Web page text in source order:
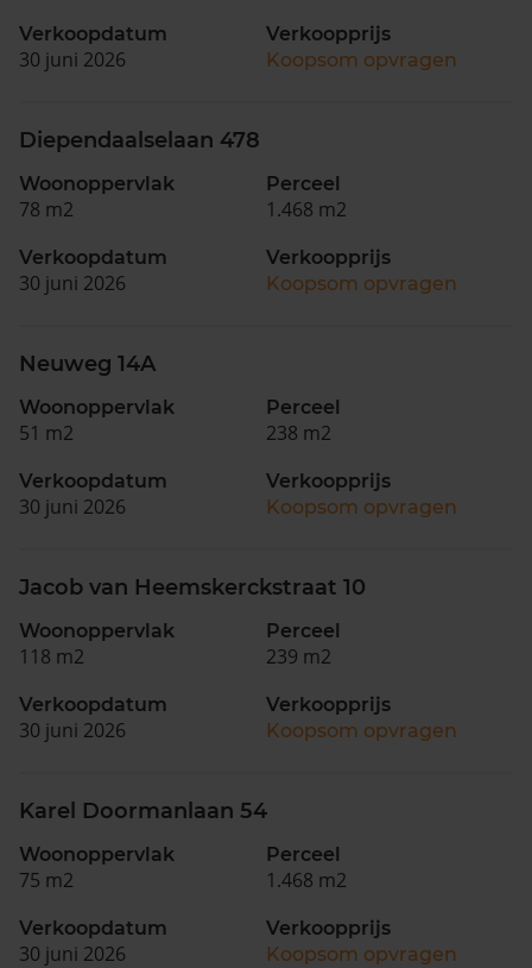
Verkoopdatum
30 juni 2026
Verkoopprijs
Koopsom opvragen
Diependaalselaan 478
Woonoppervlak
78 m2
Perceel
1.468 m2
Verkoopdatum
30 juni 2026
Verkoopprijs
Koopsom opvragen
Neuweg 14A
Woonoppervlak
51 m2
Perceel
238 m2
Verkoopdatum
30 juni 2026
Verkoopprijs
Koopsom opvragen
Jacob van Heemskerckstraat 10
Woonoppervlak
118 m2
Perceel
239 m2
Verkoopdatum
30 juni 2026
Verkoopprijs
Koopsom opvragen
Karel Doormanlaan 54
Woonoppervlak
75 m2
Perceel
1.468 m2
Verkoopdatum
30 juni 2026
Verkoopprijs
Koopsom opvragen